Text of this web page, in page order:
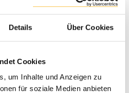
Details Über Cookies
Cookies
um Inhalte und Anzeigen zu
für soziale Medien anbieten